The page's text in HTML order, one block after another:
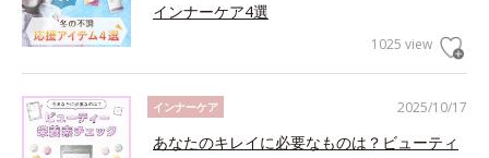
インナーケア4選
1025 view
2025/10/17
インナーケア
あなたのキレイに必要なものは？ビューティ